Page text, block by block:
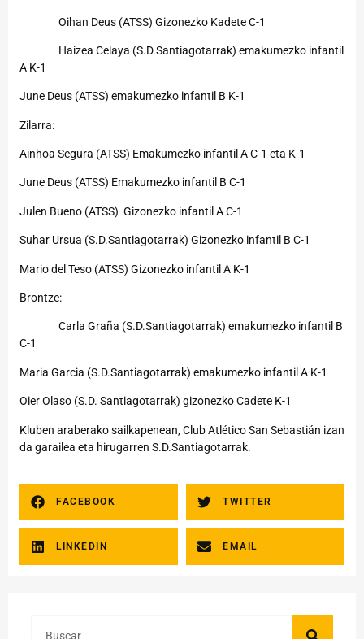
Oihan Deus (ATSS) Gizonezko Kadete C-1
Haizea Celaya (S.D.Santiagotarrak) emakumezko infantil
A K-1
June Deus (ATSS) emakumezko infantil B K-1
Zilarra:
Ainhoa Segura (ATSS) Emakumezko infantil A C-1 eta K-1
June Deus (ATSS) Emakumezko infantil B C-1
Julen Bueno (ATSS) Gizonezko infantil A C-1
Suhar Ursua (S.D.Santiagotarrak) Gizonezko infantil B C-1
Mario del Teso (ATSS) Gizonezko infantil A K-1
Brontze:
Carla Graña (S.D.Santiagotarrak) emakumezko infantil B
C-1
Maria Garcia (S.D.Santiagotarrak) emakumezko infantil A K-1
Oier Olaso (S.D. Santiagotarrak) gizonezko Cadete K-1
Kluben araberako sailkapenean, Club Atlético San Sebastián izan
da garailea eta hirugarren S.D.Santiagotarrak.
FACEBOOK TWITTER
LINKEDIN EMAIL